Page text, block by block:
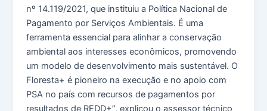
nº 14.119/2021, que instituiu a Política Nacional de
Pagamento por Serviços Ambientais. É uma
ferramenta essencial para alinhar a conservação
ambiental aos interesses econômicos, promovendo
um modelo de desenvolvimento mais sustentável. O
Floresta+ é pioneiro na execução e no apoio com
PSA no país com recursos de pagamentos por
resultados de REDD+’’, explicou o assessor técnico